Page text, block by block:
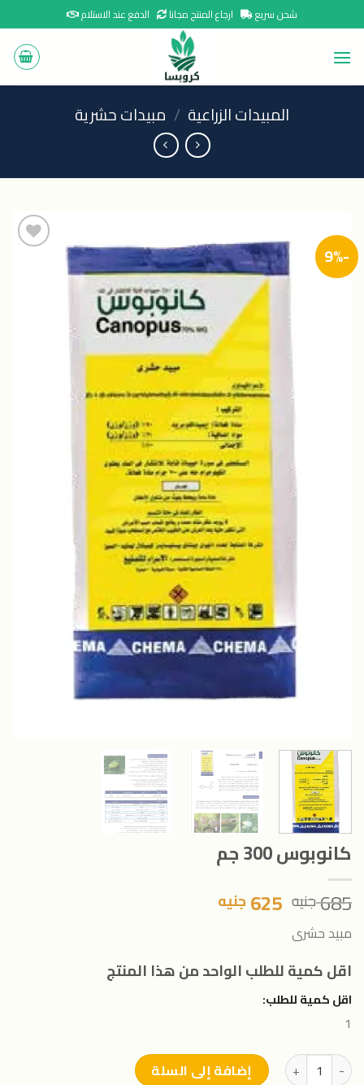
to
content
شحن سريع ارجاع المنتج مجانا الدفع عند الاستلام
المبيدات الزراعية / مبيدات حشرية
-9%
كانوبوس 300 جم
685جنيه السعر
الأصلي
685 جنيه.
625 جنيه
625 جنيه.
مبيد حشرى
اقل كمية للطلب الواحد من هذا المنتج
اقل كمية للطلب:
1
كمية كانوبوس 300 جم إضافة إلى السلة